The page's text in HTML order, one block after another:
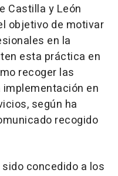
Castilla y León
objetivo de motivar
en la
esta práctica en
recoger las
en
según ha
recogido
concedido a los